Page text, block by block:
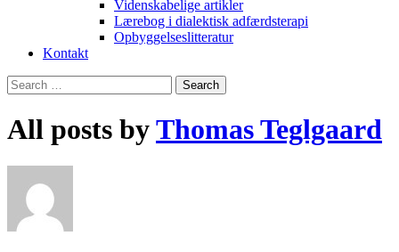
Videnskabelige artikler
Lærebog i dialektisk adfærdsterapi
Opbyggelseslitteratur
Kontakt
Search
for:
All posts byThomas Teglgaard